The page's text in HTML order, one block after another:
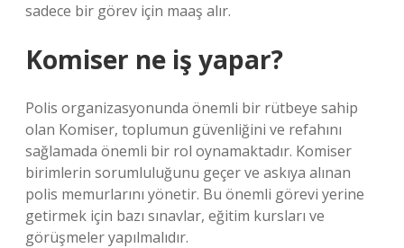
sadece bir görev için maaş alır.
Komiser ne iş yapar?
Polis organizasyonunda önemli bir rütbeye sahip
olan Komiser, toplumun güvenliğini ve refahını
sağlamada önemli bir rol oynamaktadır. Komiser
birimlerin sorumluluğunu geçer ve askıya alınan
polis memurlarını yönetir. Bu önemli görevi yerine
getirmek için bazı sınavlar, eğitim kursları ve
görüşmeler yapılmalıdır.